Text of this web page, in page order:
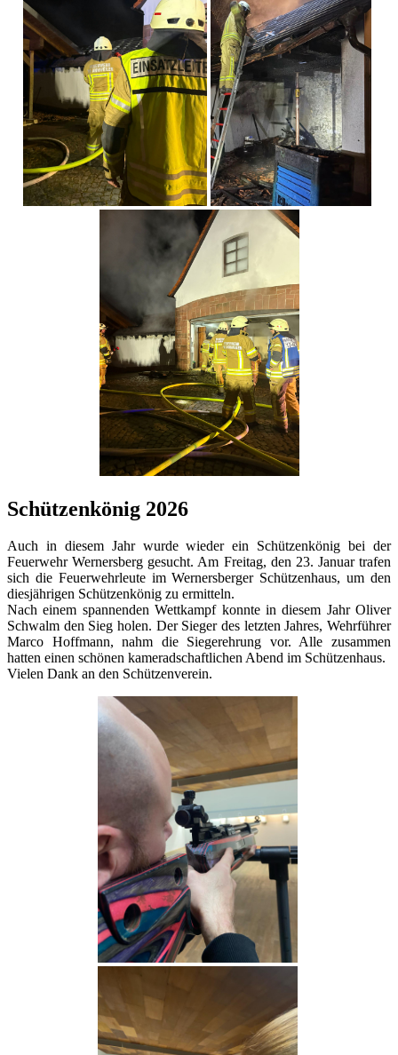
Schützenkönig 2026
Auch in diesem Jahr wurde wieder ein Schützenkönig bei der
Feuerwehr Wernersberg gesucht. Am Freitag, den 23. Januar trafen
sich die Feuerwehrleute im Wernersberger Schützenhaus, um den
diesjährigen Schützenkönig zu ermitteln.
Nach einem spannenden Wettkampf konnte in diesem Jahr Oliver
Schwalm den Sieg holen. Der Sieger des letzten Jahres, Wehrführer
Marco Hoffmann, nahm die Siegerehrung vor. Alle zusammen
hatten einen schönen kameradschaftlichen Abend im Schützenhaus.
Vielen Dank an den Schützenverein.